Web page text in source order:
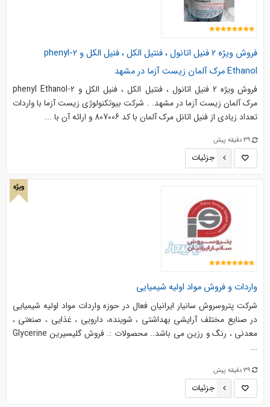
فروش ویژه 2 فنیل اتانول ، فنتیل الکل ، فنیل الکل و 2-phenyl
Ethanol مرک آلمان زیست آزما در مشهد
فروش ویژه 2 فنیل اتانول ، فنتیل الکل ، فنیل الکل و 2-phenyl Ethanol
مرک آلمان زیست آزما در مشهد. . شرکت بیوتکنولوژی زیست آزما با واردات
تعداد زیادی از فنیل اتانل مرک آلمان با کد 807006 و ارائه آن با ...
39 دقیقه پیش
جزئیات
ویژه
واردات و فروش مواد اولیه شیمیایی
شرکت پتروسروش سانیار ایرانیان فعال در حوزه واردات مواد اولیه شیمیایی
در صنایع مختلف آرایشی بهداشتی ، شوینده، دارویی ، غذایی ، صنعتی ،
معدنی ، رنگ و رزین می باشد.. محصولات :. فروش گلیسیرین Glycerine
...
39 دقیقه پیش
جزئیات